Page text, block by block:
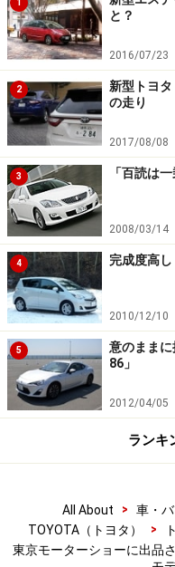
1
と？
2016/07/23
2
新型トヨ
の走り
2017/08/08
3 「百読は
2008/03/14
4 完成度高
2010/12/10
5
意のまま
86」
2012/04/05
ランキ
All About > 車・
TOYOTA（トヨタ）
>
東京モーターショーに出品